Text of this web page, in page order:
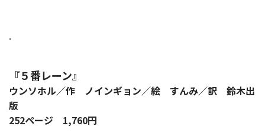
.
『５番レーン』
ウンソホル／作 ノインギョン／絵 すんみ／訳 鈴木出
版
252ページ 1,760円